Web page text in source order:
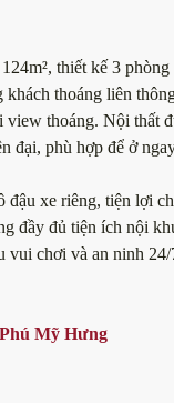
thiết kế 3
khách thoáng liên
thoáng. Nội thất
đại, phù hợp để ở
đậu xe riêng, tiện lợi
đầy đủ tiện ích nội
vui chơi và an ninh 24/
Mỹ Hưng